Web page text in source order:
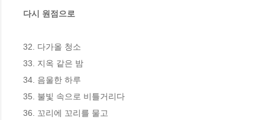
다시 원점으로
32. 다가올 청소
33. 지옥 같은 밤
34. 음울한 하루
35. 불빛 속으로 비틀거리다
36. 꼬리에 꼬리를 물고